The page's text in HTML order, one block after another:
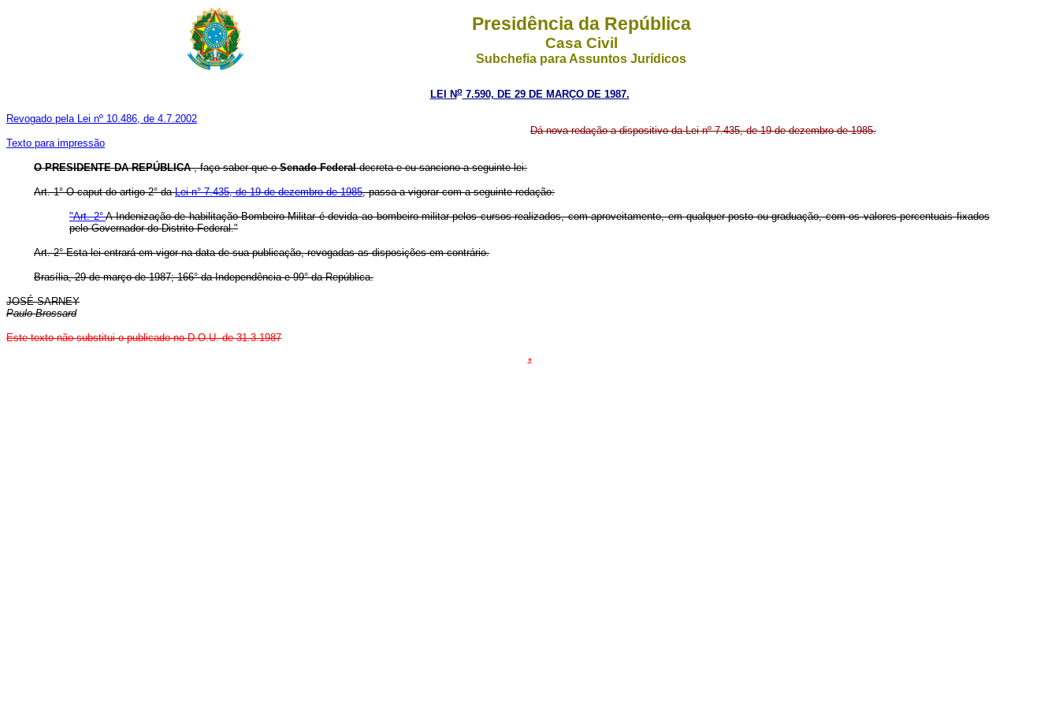
Presidência da República
Casa Civil
Subchefia para Assuntos Jurídicos
LEI No7.590, DE 29 DE MARÇO DE 1987.
Revogado pela Lei nº 10.486, de 4.7.2002
Texto para impressão
Dá nova redação a dispositivo da Lei nº 7.435, de 19 de dezembro de 1985.
O PRESIDENTE DA REPÚBLICA, faço saber que oSenado Federaldecreta e eu sanciono a seguinte lei:
Art. 1° O caput do artigo 2° daLei n° 7.435, de 19 de dezembro de 1985, passa a vigorar com a seguinte redação:
"Art. 2°A Indenização de habilitação Bombeiro-Militar é devida ao bombeiro-militar pelos cursos realizados, com aproveitamento, em qualquer posto ou graduação, com os valores percentuais fixados
pelo Governador do Distrito Federal."
Art. 2° Esta lei entrará em vigor na data de sua publicação, revogadas as disposições em contrário.
Brasília, 29 de março de 1987; 166° da Independência e 99° da República.
JOSÉ SARNEY
Paulo Brossard
Este texto não substitui o publicado no D.O.U. de 31.3.1987
*